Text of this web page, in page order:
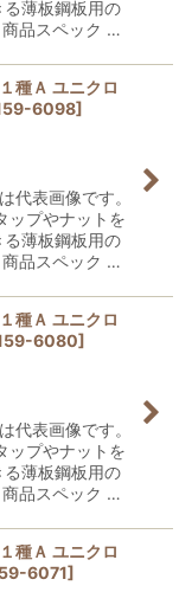
薄板鋼板用の
品スペック …
種Ａ ユニクロ
6098]
代表画像です。
ップやナットを
薄板鋼板用の
品スペック …
種Ａ ユニクロ
6080]
代表画像です。
ップやナットを
薄板鋼板用の
品スペック …
種Ａ ユニクロ
6071]